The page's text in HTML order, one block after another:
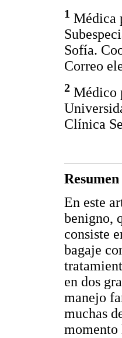
1 Médica
Sofía.
Correo
2 Médico
Clínica
Resumen
En este
benigno,
consiste
bagaje
en dos
manejo
muchas